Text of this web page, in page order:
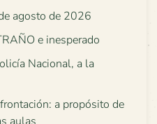
agosto de 2026
e inesperado
Nacional, a la
a propósito de